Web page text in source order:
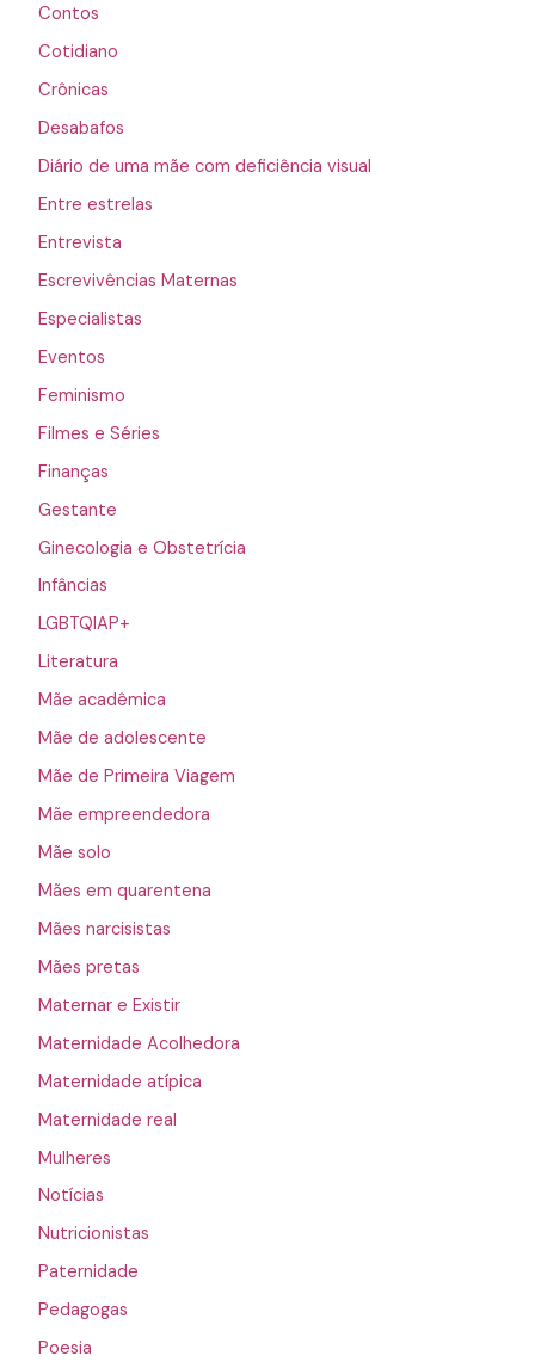
Contos
Cotidiano
Crônicas
Desabafos
Diário de uma mãe com deficiência visual
Entre estrelas
Entrevista
Escrevivências Maternas
Especialistas
Eventos
Feminismo
Filmes e Séries
Finanças
Gestante
Ginecologia e Obstetrícia
Infâncias
LGBTQIAP+
Literatura
Mãe acadêmica
Mãe de adolescente
Mãe de Primeira Viagem
Mãe empreendedora
Mãe solo
Mães em quarentena
Mães narcisistas
Mães pretas
Maternar e Existir
Maternidade Acolhedora
Maternidade atípica
Maternidade real
Mulheres
Notícias
Nutricionistas
Paternidade
Pedagogas
Poesia